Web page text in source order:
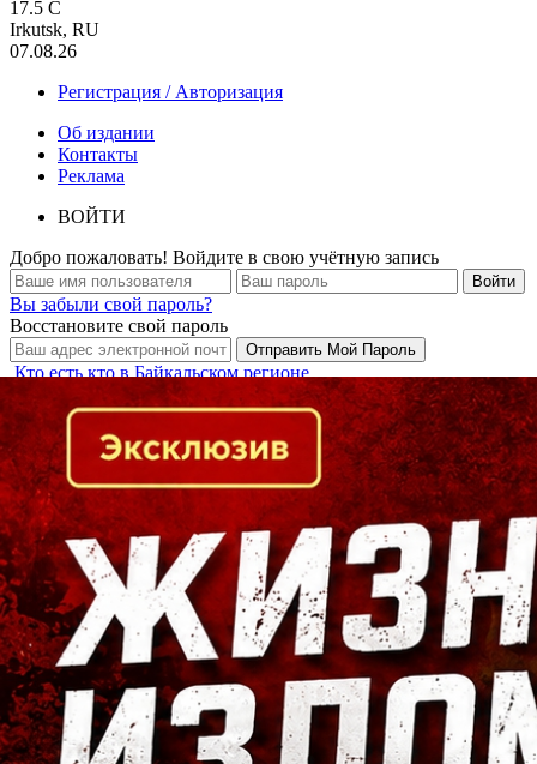
17.5 C
Irkutsk, RU
07.08.26
Регистрация / Авторизация
Об издании
Контакты
Реклама
ВОЙТИ
Добро пожаловать! Войдите в свою учётную запись
Вы забыли свой пароль?
Восстановите свой пароль
Кто есть кто в Байкальском регионе